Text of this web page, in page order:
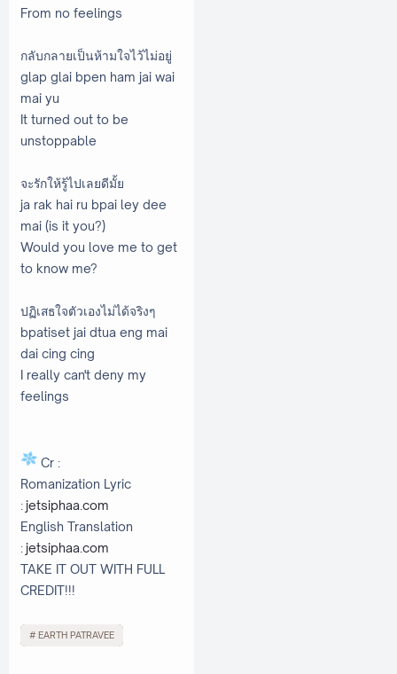
From no feelings
กลับกลายเป็นห้ามใจไว้ไม่อยู่
glap glai bpen ham jai wai
mai yu
It turned out to be
unstoppable
จะรักให้รู้ไปเลยดีมั้ย
ja rak hai ru bpai ley dee
mai (is it you?)
Would you love me to get
to know me?
ปฏิเสธใจตัวเองไม่ได้จริงๆ
bpatiset jai dtua eng mai
dai cing cing
I really can't deny my
feelings
Cr :
Romanization Lyric
:jetsiphaa.com
English Translation
:jetsiphaa.com
TAKE IT OUT WITH FULL
CREDIT!!!
EARTH PATRAVEE